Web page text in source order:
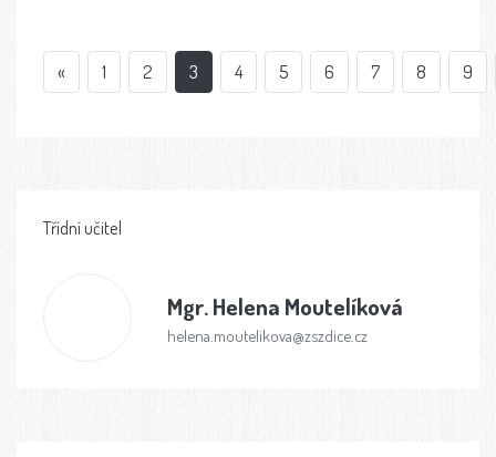
« 1 2 3 4 5 6 7 8 9
Třídní učitel
Mgr.Helena Moutelíková
helena.moutelikova@zszdice.cz